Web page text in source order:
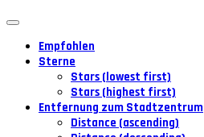
Empfohlen
Sterne
Stars (lowest first)
Stars (highest first)
Entfernung zum Stadtzentrum
Distance (ascending)